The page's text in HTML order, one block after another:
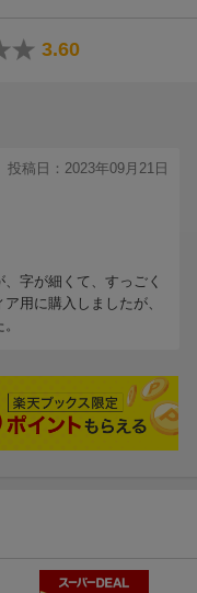
3.60
投稿日：2023年09月21日
字が細くて、すっごく
用に購入しましたが、